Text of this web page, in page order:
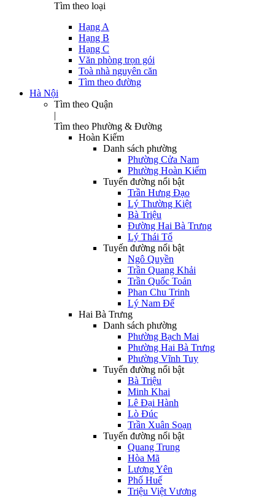
Tìm theo loại
Hạng A
Hạng B
Hạng C
Văn phòng trọn gói
Toà nhà nguyên căn
Tìm theo đường
Hà Nội
Tìm theo Quận
|
Tìm theo Phường & Đường
Hoàn Kiếm
Danh sách phường
Phường Cửa Nam
Phường Hoàn Kiếm
Tuyến đường nổi bật
Trần Hưng Đạo
Lý Thường Kiệt
Bà Triệu
Đường Hai Bà Trưng
Lý Thái Tổ
Tuyến đường nổi bật
Ngô Quyền
Trần Quang Khải
Trần Quốc Toản
Phan Chu Trinh
Lý Nam Đế
Hai Bà Trưng
Danh sách phường
Phường Bạch Mai
Phường Hai Bà Trưng
Phường Vĩnh Tuy
Tuyến đường nổi bật
Bà Triệu
Minh Khai
Lê Đại Hành
Lò Đúc
Trần Xuân Soạn
Tuyến đường nổi bật
Quang Trung
Hòa Mã
Lương Yên
Phố Huế
Triệu Việt Vương